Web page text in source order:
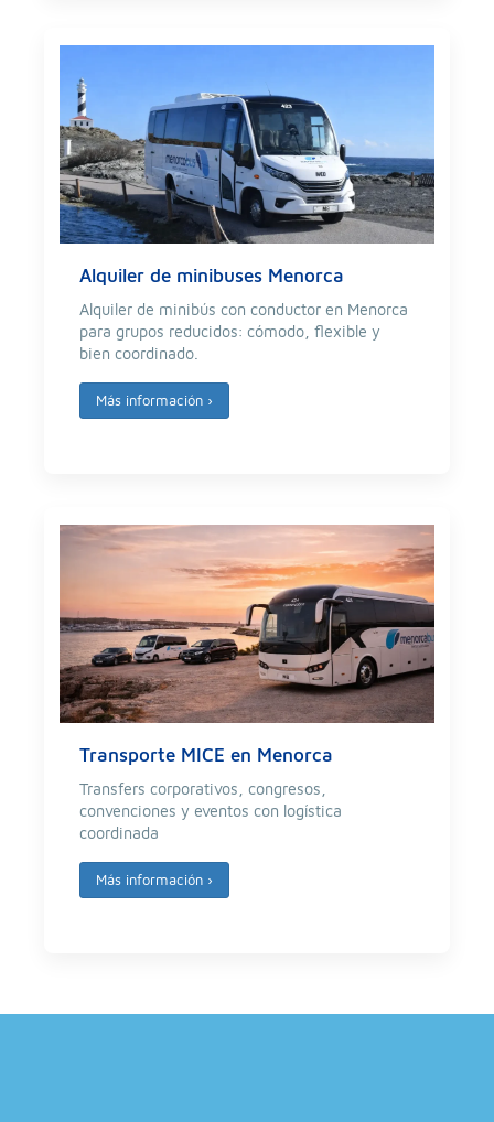
Alquiler de minibuses Menorca
Alquiler de minibús con conductor en Menorca
para grupos reducidos: cómodo, flexible y
bien coordinado.
Más información ›
Transporte MICE en Menorca
Transfers corporativos, congresos,
convenciones y eventos con logística
coordinada
Más información ›